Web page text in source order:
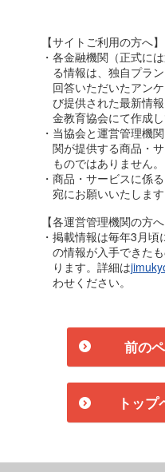
【サイトご利用の方へ】
・各金融機関（正式に
る情報は、独自プラ
回答いただいたアン
び提供された最新情
金教育協会にて作成し
・当協会と運営管理機
関が提供する商品・
ものではありません。
・商品・サービスに係
宛にお願いいたします
【各運営管理機関の方へ
・掲載情報は毎年3月
の情報が入手できた
ります。詳細は
わせください。
前の
トッ